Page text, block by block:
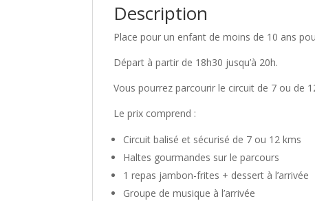
Description
Place pour un enfant de moins de 10 ans
Départ à partir de 18h30 jusqu’à 20h.
Vous pourrez parcourir le circuit de 7 ou de
Le prix comprend :
Circuit balisé et sécurisé de 7 ou 12 kms
Haltes gourmandes sur le parcours
1 repas jambon-frites + dessert à l’arrivée
Groupe de musique à l’arrivée